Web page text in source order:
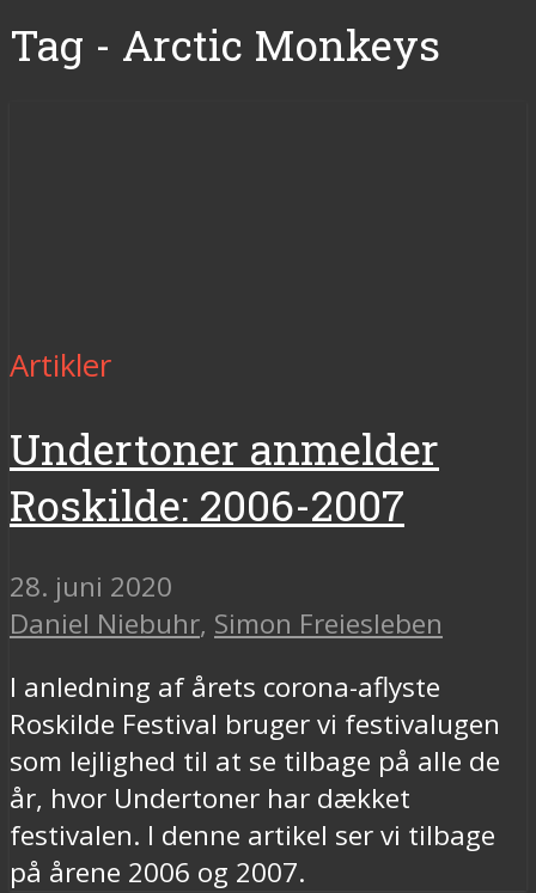
Tag - Arctic Monkeys
Artikler
Undertoner anmelder
Roskilde: 2006-2007
28. juni 2020
Daniel Niebuhr, Simon Freiesleben
I anledning af årets corona-aflyste
Roskilde Festival bruger vi festivalugen
som lejlighed til at se tilbage på alle de
år, hvor Undertoner har dækket
festivalen. I denne artikel ser vi tilbage
på årene 2006 og 2007.